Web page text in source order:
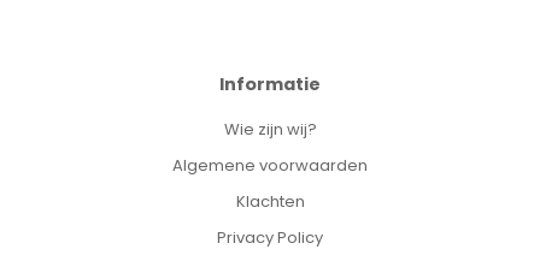
Informatie
Wie zijn wij?
Algemene voorwaarden
Klachten
Privacy Policy